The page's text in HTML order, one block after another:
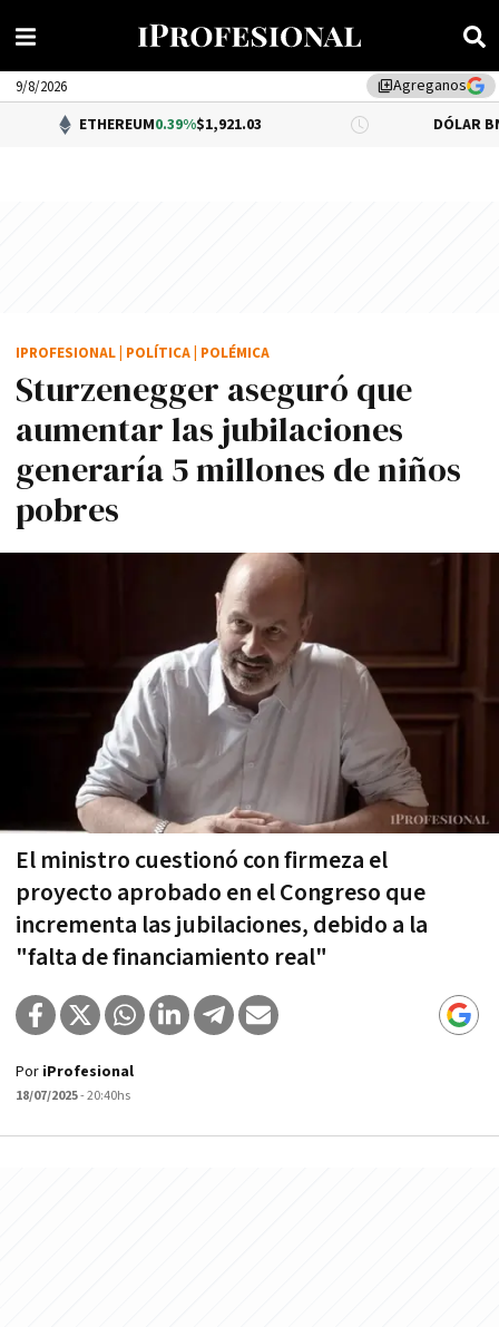
library_addAgreganos
9/8/2026
0.39%$1,921.03 DÓLAR BNA $1,520.00
Sturzenegger aseguró que
aumentar las jubilaciones
generaría 5 millones de niños
pobres
El ministro cuestionó con firmeza el
proyecto aprobado en el Congreso que
incrementa las jubilaciones, debido a la
"falta de financiamiento real"
IPROFESIONAL POLÍTICA POLÉMICA
Por iProfesional
18/07/2025- 20:40hs